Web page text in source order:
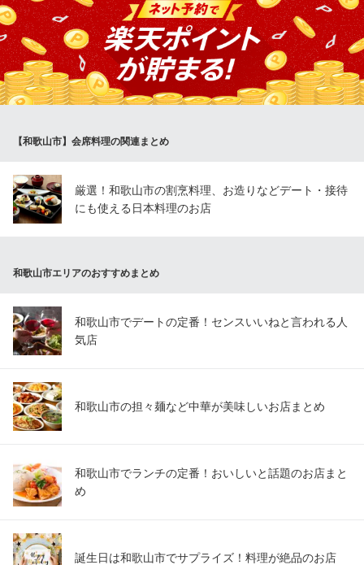
美味しいお食事を囲んで語らう場にして頂けますよう、慶事会
席・法要会席など様々なプランをご用意させていただいておりま
す。ご予算・ご要望にお応えいたしますのでご利用の店舗へお気
軽にご相談ください。
ＪＲ和歌山駅 徒歩2分
【和歌山市】会席料理の関連まとめ
厳選！和歌山市の割烹料理、お造りなどデート・接待
にも使える日本料理のお店
和歌山市エリアのおすすめまとめ
和歌山市でデートの定番！センスいいねと言われる人
気店
和歌山市の担々麺など中華が美味しいお店まとめ
和歌山市でランチの定番！おいしいと話題のお店まと
め
誕生日は和歌山市でサプライズ！料理が絶品のお店